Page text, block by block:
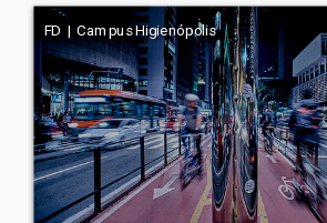
FD | Campus Higienópolis